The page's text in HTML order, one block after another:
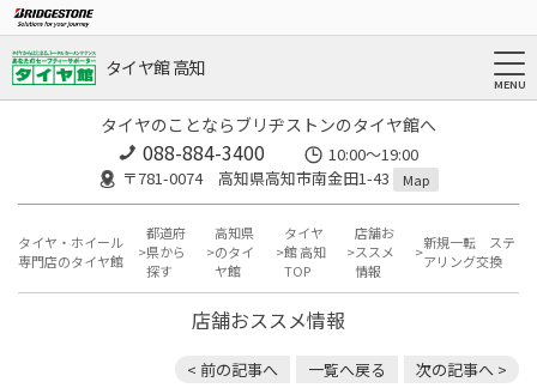
タイヤ館 高知
タイヤのことならブリヂストンのタイヤ館へ
088-884-3400
10:00〜19:00
〒781-0074 高知県高知市南金田1-43
Map
タイヤ・ホイール
専門店のタイヤ館
都道府
県から
探す
高知県
のタイ
ヤ館
タイヤ
館 高知
TOP
店舗お
ススメ
情報
新規一転 ステ
アリング交換
店舗おススメ情報
< 前の記事へ 一覧へ戻る 次の記事へ >